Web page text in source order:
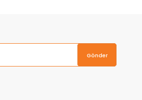
Gönder